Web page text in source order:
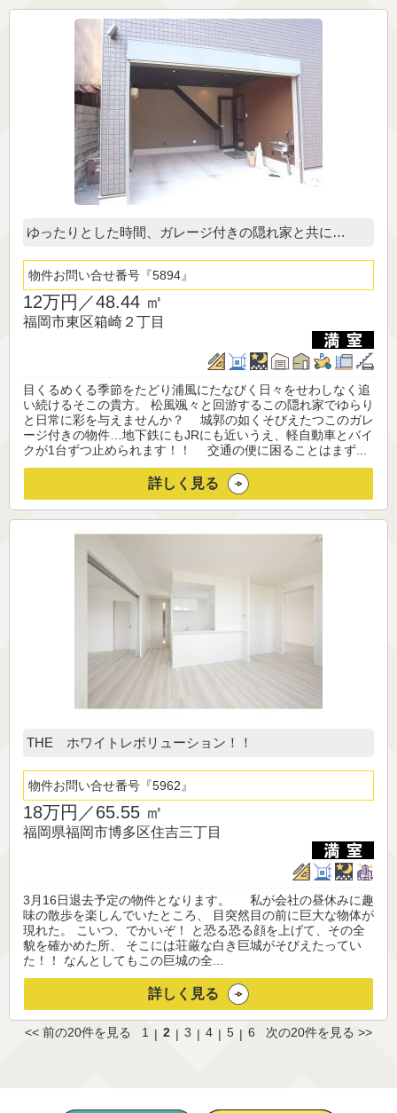
ゆったりとした時間、ガレージ付きの隠れ家と共に…
物件お問い合せ番号 5894
12万円／48.44 ㎡
福岡市東区箱崎２丁目
目くるめくる季節をたどり浦風にたなびく日々をせわしなく追
い続けるそこの貴方。 松風颯々と回游するこの隠れ家でゆらり
と日常に彩を与えませんか？ 城郭の如くそびえたつこのガレ
ージ付きの物件…地下鉄にもJRにも近いうえ、軽自動車とバイ
クが1台ずつ止められます！！ 交通の便に困ることはまず...
詳しく見る
THE ホワイトレボリューション！！
物件お問い合せ番号 5962
18万円／65.55 ㎡
福岡県福岡市博多区住吉三丁目
3月16日退去予定の物件となります。 私が会社の昼休みに趣
味の散歩を楽しんでいたところ、 目突然目の前に巨大な物体が
現れた。 こいつ、でかいぞ！ と恐る恐る顔を上げて、その全
貌を確かめた所、 そこには荘厳な白き巨城がそびえたってい
た！！ なんとしてもこの巨城の全...
詳しく見る
<< 前の20件を見る 1 | 2 | 3 | 4 | 5 | 6 次の20件を見る >>